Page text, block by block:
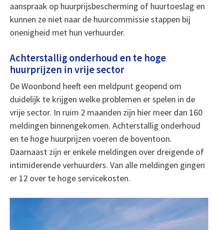
aanspraak op huurprijsbescherming of huurtoeslag en
kunnen ze niet naar de huurcommissie stappen bij
onenigheid met hun verhuurder.
Achterstallig onderhoud en te hoge
huurprijzen in vrije sector
De Woonbond heeft een meldpunt geopend om
duidelijk te krijgen welke problemen er spelen in de
vrije sector. In ruim 2 maanden zijn hier meer dan 160
meldingen binnengekomen. Achterstallig onderhoud
en te hoge huurprijzen voeren de boventoon.
Daarnaast zijn er enkele meldingen over dreigende of
intimiderende verhuurders. Van alle meldingen gingen
er 12 over te hoge servicekosten.